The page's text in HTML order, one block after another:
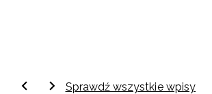
Sprawdź wszystkie wpisy